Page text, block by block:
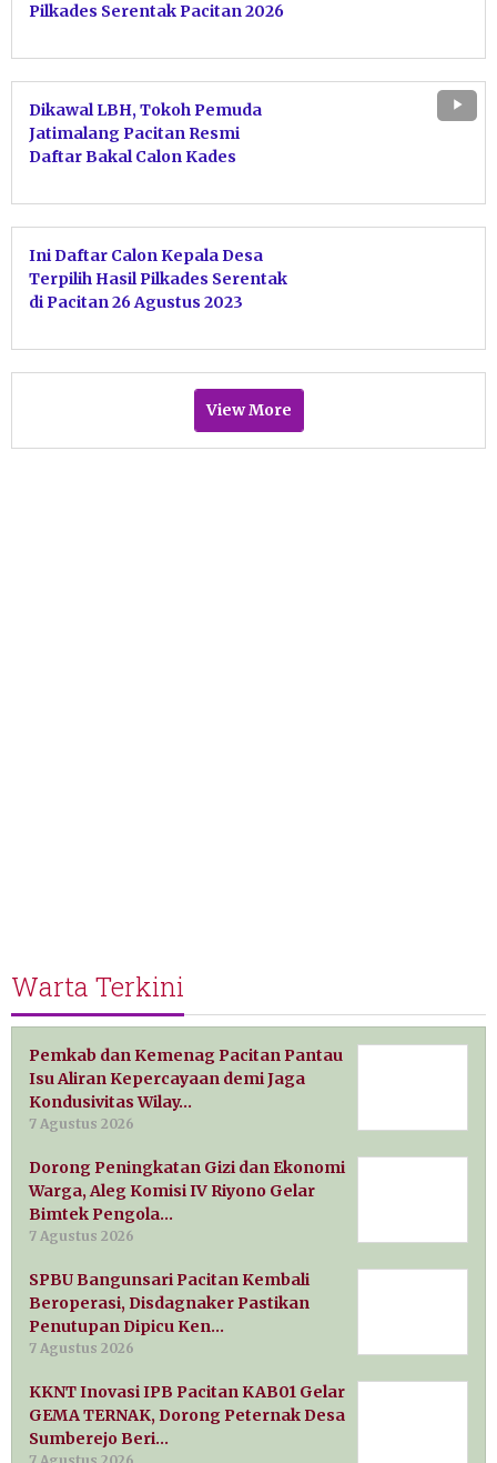
Pilkades Serentak Pacitan 2026
Dikawal LBH, Tokoh Pemuda
Jatimalang Pacitan Resmi
Daftar Bakal Calon Kades
Ini Daftar Calon Kepala Desa
Terpilih Hasil Pilkades Serentak
di Pacitan 26 Agustus 2023
View More
Warta Terkini
Pemkab dan Kemenag Pacitan Pantau
Isu Aliran Kepercayaan demi Jaga
Kondusivitas Wilay…
7 Agustus 2026
Dorong Peningkatan Gizi dan Ekonomi
Warga, Aleg Komisi IV Riyono Gelar
Bimtek Pengola…
7 Agustus 2026
SPBU Bangunsari Pacitan Kembali
Beroperasi, Disdagnaker Pastikan
Penutupan Dipicu Ken…
7 Agustus 2026
KKNT Inovasi IPB Pacitan KAB01 Gelar
GEMA TERNAK, Dorong Peternak Desa
Sumberejo Beri…